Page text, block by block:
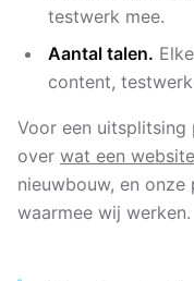
testwerk mee.
Aantal talen.
content,
Voor een
over wat een
nieuwbouw, en onze
waarmee wij werken.